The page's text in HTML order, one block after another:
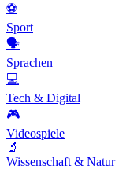
⚽
Sport
🗣️
Sprachen
💻
Tech & Digital
🎮
Videospiele
🔬
Wissenschaft & Natur